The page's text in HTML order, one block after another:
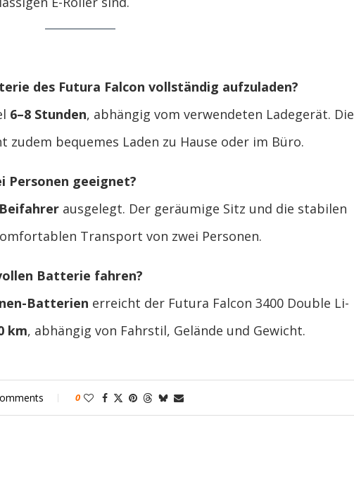
des Futura Falcon vollständig aufzuladen?
6–8 Stunden, abhängig vom verwendeten Ladegerät. Die
bequemes Laden zu Hause oder im Büro.
Personen geeignet?
ausgelegt. Der geräumige Sitz und die stabilen
Transport von zwei Personen.
Batterie fahren?
Batterien erreicht der Futura Falcon 3400 Double Li-
km, abhängig von Fahrstil, Gelände und Gewicht.
0